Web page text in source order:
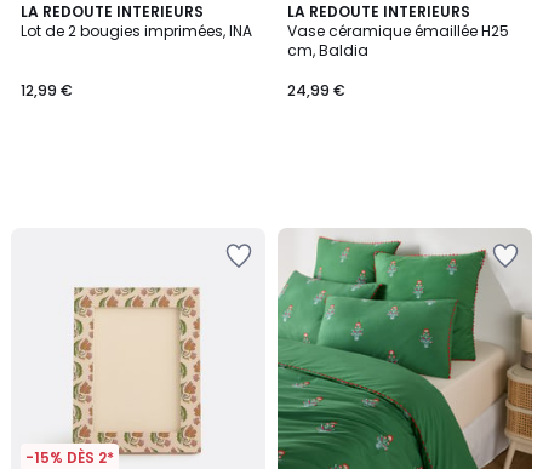
LA REDOUTE INTERIEURS
Lot de 2 bougies imprimées, INA
12,99 €
LA REDOUTE INTERIEURS
Vase céramique émaillée H25
cm, Baldia
24,99 €
-15% DÈS 2*